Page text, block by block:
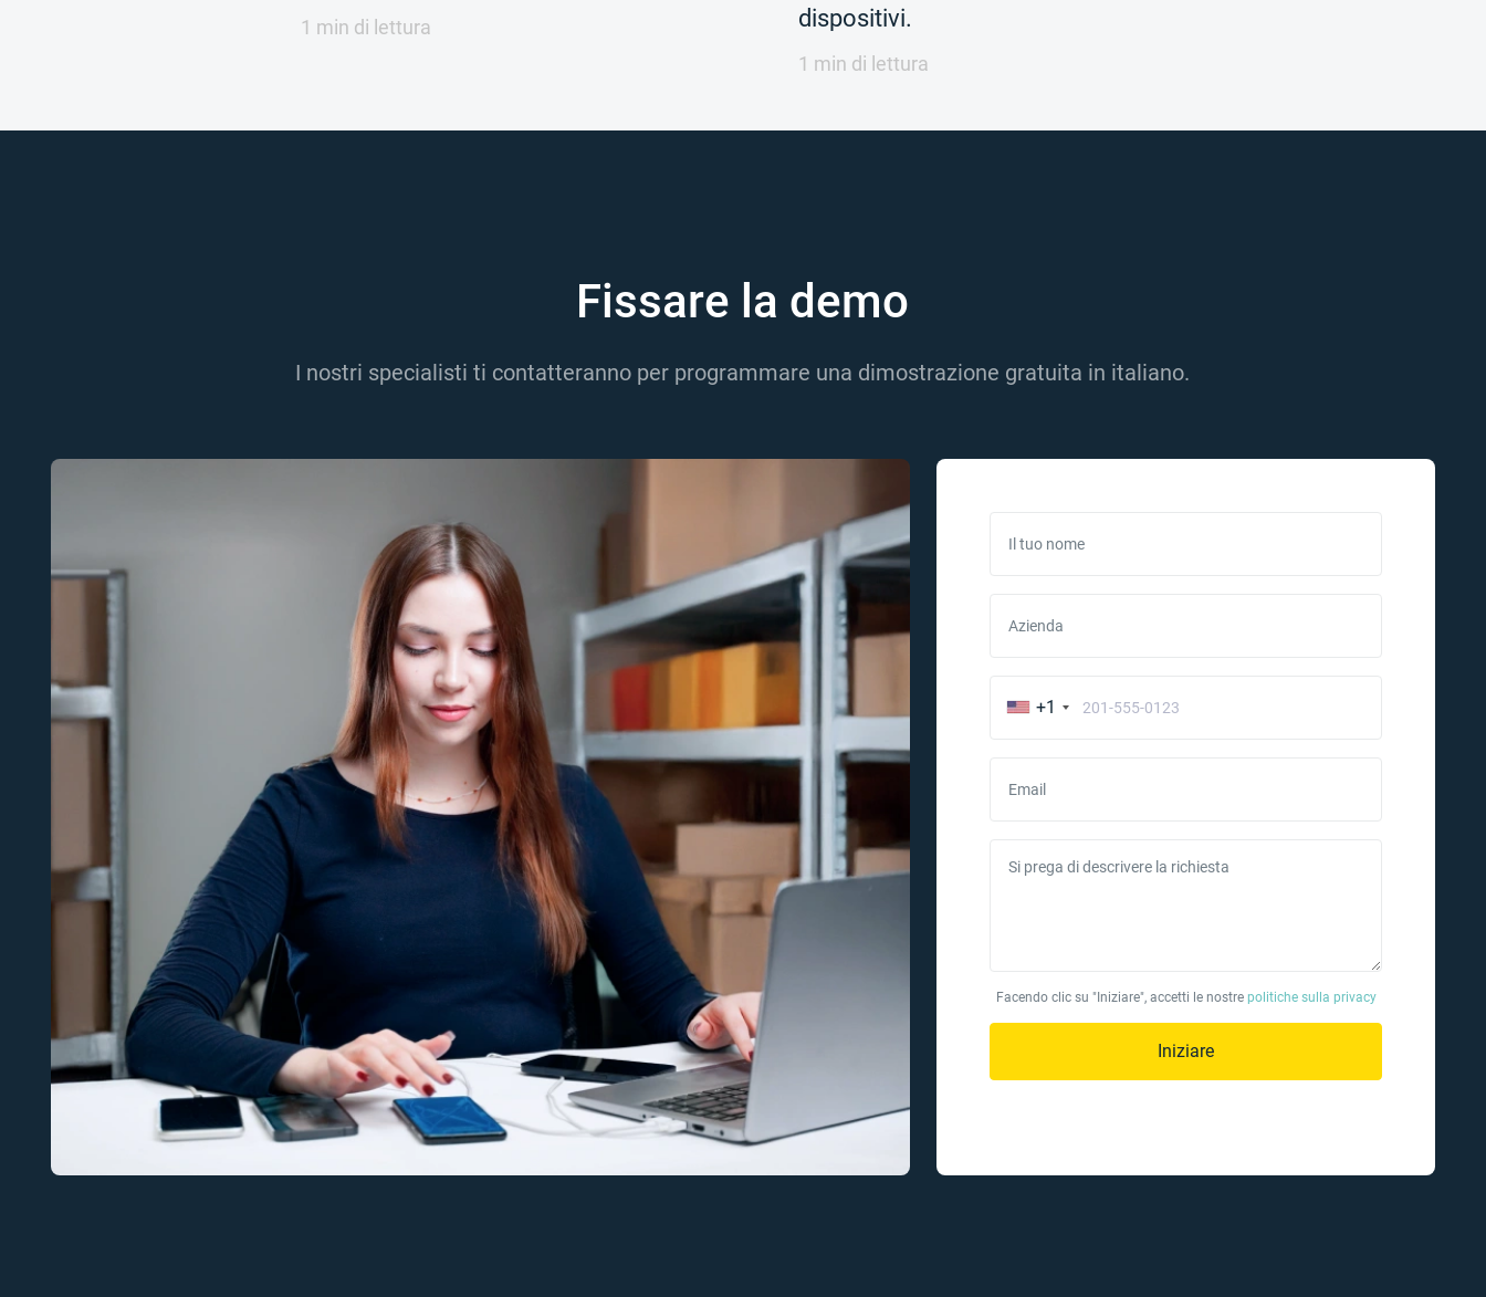
1 min di lettura
dispositivi.
1 min di lettura
Fissare la demo
I nostri specialisti ti contatteranno per programmare una dimostrazione gratuita in italiano.
Il tuo nome
Azienda
+1
Email
Si prega di descrivere la richiesta
Facendo clic su "Iniziare", accetti le nostre politiche sulla privacy
Iniziare